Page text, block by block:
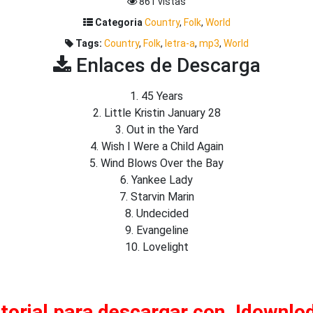
Categoria Country, Folk, World
Tags: Country, Folk, letra-a, mp3, World
Enlaces de Descarga
1. 45 Years
2. Little Kristin January 28
3. Out in the Yard
4. Wish I Were a Child Again
5. Wind Blows Over the Bay
6. Yankee Lady
7. Starvin Marin
8. Undecided
9. Evangeline
10. Lovelight